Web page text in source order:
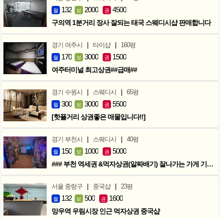
월 132 보 2000 권 4500
구의역 1분거리 장사 잘되는 태국 스웨디시샵 판매합니다
경기 여주시 | 타이샵 | 160평
월 170 보 3000 권 1500
여주터미널 최고상권##급매##
경기 수원시 | 스웨디시 | 65평
월 300 보 3000 권 5500
[핫플거리 상권좋은 매물입니다!!]
경기 부천시 | 스웨디시 | 40평
월 150 보 1000 권 5000
### 부천 역세권 &먹자상권(알짜배기) 잘나가는 가게 기회입니다 ###
서울 중랑구 | 중국샵 | 23평
월 132 보 500 권 1600
망우역 우림시장 인근 먹자상권 중국샵